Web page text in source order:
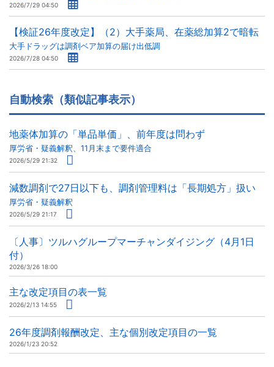
2026/7/29 04:50
【検証26年度改定】（2）大手薬局、在薬総加算2で暗転
大手ドラッグは調剤ベア加算の届け出低調
2026/7/28 04:50
自動検索（類似記事表示）
地薬体加算の「単品単価」、前年度は問わず
厚労省・疑義解釈、11月末まで要件適合
2026/5/29 21:32
減数調剤で27日以下も、調剤管理料は「長期処方」扱い
厚労省・疑義解釈
2026/5/29 21:17
〔人事〕ツルハグループマーチャンダイジング（4月1日
付）
2026/3/26 18:00
主な改定項目の表一覧
2026/2/13 14:55
26年度調剤報酬改定、主な個別改定項目の一覧
2026/1/23 20:52